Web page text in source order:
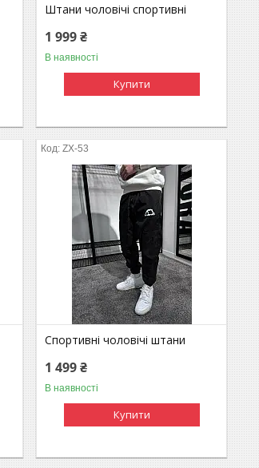
Штани чоловічі спортивні
1 999 ₴
В наявності
Купити
ZX-53
Спортивні чоловічі штани
1 499 ₴
В наявності
Купити